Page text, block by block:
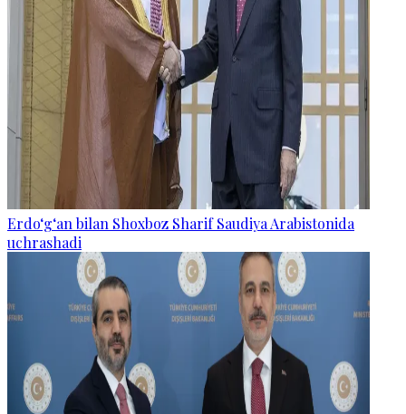
Erdo‘g‘an bilan Shoxboz Sharif Saudiya Arabistonida
uchrashadi